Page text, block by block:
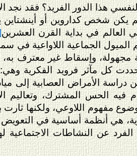
النفسي هذا الدور الفريد؟ فقد
شخص كداروين أو أينشتاين
العالم في بداية القرن العشرين
الميول الجماعية اللاواعية
وإسقاط غير معترف به،
كل مآثر فرويد الفكرية
دراسة الأمراض العصابية إلى
الحس المشترك، وتعاليم
مفهوم اللاوعي، ولكنها
هي أنظمة أساسية في
عن النشاطات الاجتماعية